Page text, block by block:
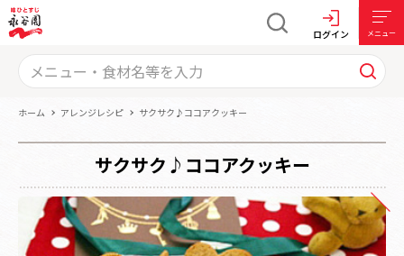
ログイン メニュー
ホーム アレンジレシピ サクサク♪ココアクッキー
サクサク♪ココアクッキー